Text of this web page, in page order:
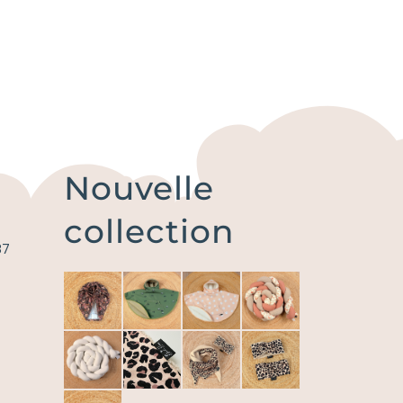
Nouvelle
collection